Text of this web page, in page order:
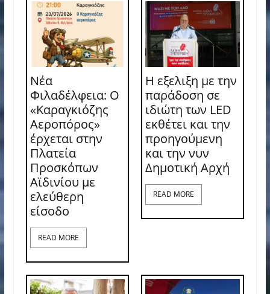
Νέα
Φιλαδέλφεια: Ο
«Καραγκιόζης
Αεροπόρος»
έρχεται στην
Πλατεία
Προσκόπων
Αϊδινίου με
ελεύθερη
είσοδο
READ MORE
Η εξελιξη με την
παράδοση σε
ιδιώτη των LED
εκθέτει και την
προηγούμενη
και την νυν
Δημοτική Αρχή
READ MORE